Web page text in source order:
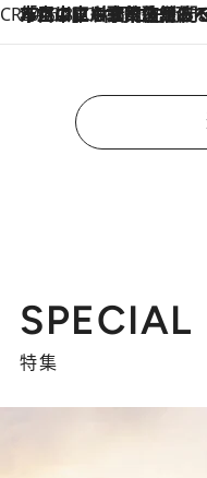
CREA'S CHOICE
2026.8.7
「立川にも歌舞伎があるんだよ」 片岡仁左衛門・市川中車ら豪華座組みで4年目の立川立飛歌
SPECIAL
特集